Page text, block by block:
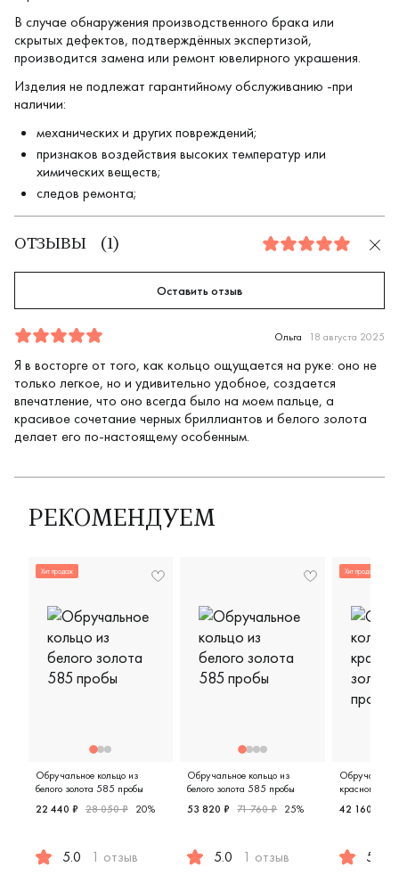
В случае обнаружения производственного брака или
скрытых дефектов, подтверждённых экспертизой,
производится замена или ремонт ювелирного украшения.
Изделия не подлежат гарантийному обслуживанию -при
наличии:
механических и других повреждений;
признаков воздействия высоких температур или
химических веществ;
следов ремонта;
ОТЗЫВЫ ( 1) 5.0
Оставить отзыв
Отзыв
1
5.0
5 Ольга 18 августа 2025
Я в восторге от того, как кольцо ощущается на руке: оно не
только легкое, но и удивительно удобное, создается
впечатление, что оно всегда было на моем пальце, а
красивое сочетание черных бриллиантов и белого золота
делает его по-настоящему особенным.
РЕКОМЕНДУЕМ
Хит продаж
Обручальное кольцо из
белого золота 585 пробы
22 440 ₽ 28 050 ₽ 20%
5.0 1 отзыв
Обручальное кольцо из
белого золота 585 пробы
53 820 ₽ 71 760 ₽ 25%
5.0 1 отзыв
Хит продаж
красного
42 160 ₽
5.0